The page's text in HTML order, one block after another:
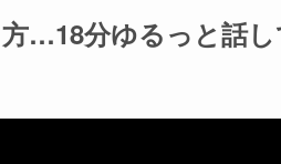
方…18分ゆるっと話